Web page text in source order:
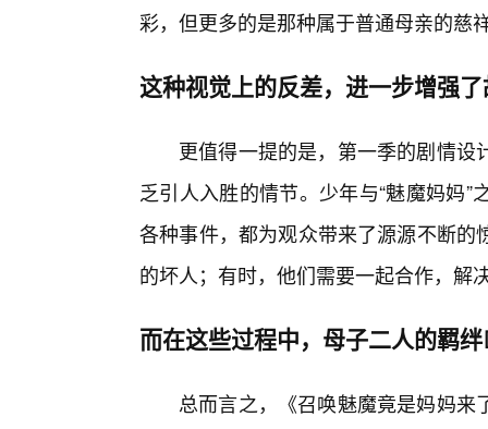
彩，但更多的是那种属于普通母亲的慈
这种视觉上的反差，进一步增强
更值得一提的是，第一季的剧情
乏引人入胜的情节。少年与“魅魔妈妈
各种事件，都为观众带来了源源不断
的坏人；有时，他们需要一起合作，解
而在这些过程中，母子二人的羁
总而言之，《召唤魅魔竟是妈妈